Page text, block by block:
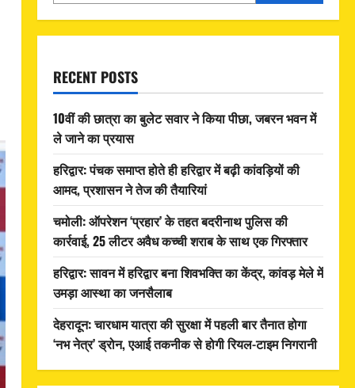
RECENT POSTS
10वीं की छात्रा का बुलेट सवार ने किया पीछा, जबरन भवन में
ले जाने का प्रयास
हरिद्वार: पंचक समाप्त होते ही हरिद्वार में बढ़ी कांवड़ियों की
आमद, प्रशासन ने तेज की तैयारियां
चमोली: ऑपरेशन ‘प्रहार’ के तहत बदरीनाथ पुलिस की
कार्रवाई, 25 लीटर अवैध कच्ची शराब के साथ एक गिरफ्तार
हरिद्वार: सावन में हरिद्वार बना शिवभक्ति का केंद्र, कांवड़ मेले में
उमड़ा आस्था का जनसैलाब
देहरादून: चारधाम यात्रा की सुरक्षा में पहली बार तैनात होगा
‘नभ नेत्र’ ड्रोन, एआई तकनीक से होगी रियल-टाइम निगरानी